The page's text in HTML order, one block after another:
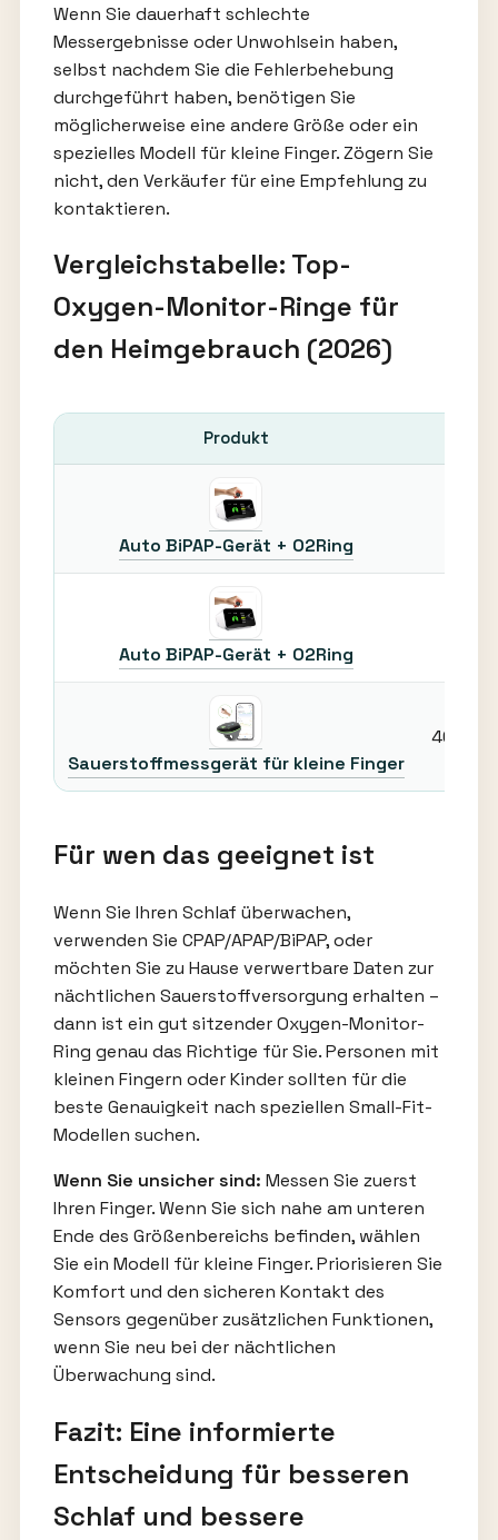
Wenn Sie dauerhaft schlechte
Messergebnisse oder Unwohlsein haben,
selbst nachdem Sie die Fehlerbehebung
durchgeführt haben, benötigen Sie
möglicherweise eine andere Größe oder ein
spezielles Modell für kleine Finger. Zögern Sie
nicht, den Verkäufer für eine Empfehlung zu
kontaktieren.
Vergleichstabelle: Top-
Oxygen-Monitor-Ringe für
den Heimgebrauch (2026)
Produkt
Auto BiPAP-Gerät + O2Ring
Auto BiPAP-Gerät + O2Ring
Sauerstoffmessgerät für kleine Finger
40–52
Für wen das geeignet ist
Wenn Sie Ihren Schlaf überwachen,
verwenden Sie CPAP/APAP/BiPAP, oder
möchten Sie zu Hause verwertbare Daten zur
nächtlichen Sauerstoffversorgung erhalten –
dann ist ein gut sitzender Oxygen-Monitor-
Ring genau das Richtige für Sie. Personen mit
kleinen Fingern oder Kinder sollten für die
beste Genauigkeit nach speziellen Small-Fit-
Modellen suchen.
Wenn Sie unsicher sind: Messen Sie zuerst
Ihren Finger. Wenn Sie sich nahe am unteren
Ende des Größenbereichs befinden, wählen
Sie ein Modell für kleine Finger. Priorisieren Sie
Komfort und den sicheren Kontakt des
Sensors gegenüber zusätzlichen Funktionen,
wenn Sie neu bei der nächtlichen
Überwachung sind.
Fazit: Eine informierte
Entscheidung für besseren
Schlaf und bessere